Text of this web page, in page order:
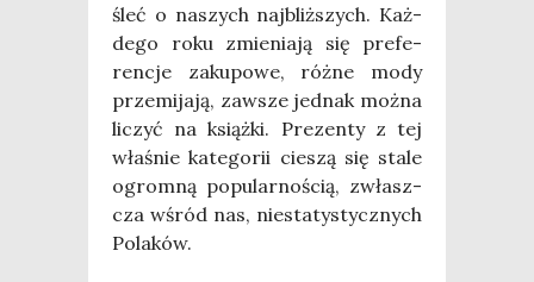
śleć o naszych naj­bliż­szych. Każ­
de­go roku zmie­nia­ją się pre­fe­
ren­cje zaku­po­we, róż­ne mody
prze­mi­ja­ją, zawsze jed­nak moż­na
liczyć na książ­ki. Pre­zen­ty z tej
wła­śnie kate­go­rii cie­szą się sta­le
ogrom­ną popu­lar­no­ścią, zwłasz­
cza wśród nas, nie­sta­ty­stycz­nych
Pola­ków.